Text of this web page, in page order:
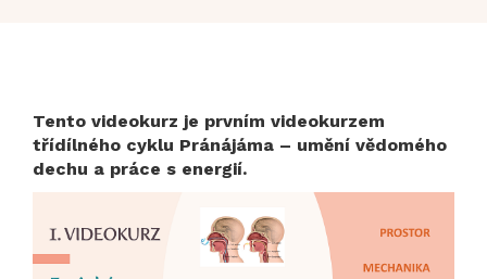
Tento videokurz je prvním videokurzem
třídílného cyklu Pránájáma – umění vědomého
dechu a práce s energií.